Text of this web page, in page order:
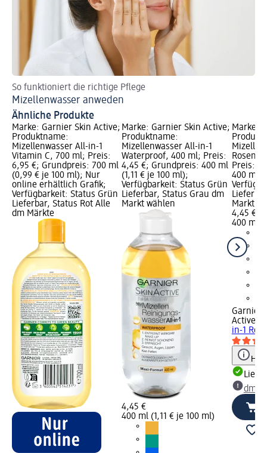
So funktioniert die richtige Pflege
Mizellenwasser anweden
Ähnliche Produkte
Marke: Garnier Skin Active;
Produktname:
Mizellenwasser All-in-1
Vitamin C, 700 ml; Preis:
6,95 €; Grundpreis: 700 ml
(0,99 € je 100 ml); Nur
online erhältlich Grafik;
Verfügbarkeit: Status Grün
Lieferbar, Status Rot Alle
dm Märkte
Marke: Garnier Skin Active;
Produktname:
Mizellenwasser All-in-1
Waterproof, 400 ml; Preis:
4,45 €; Grundpreis: 400 ml
(1,11 € je 100 ml);
Verfügbarkeit: Status Grün
Lieferbar, Status Grau dm
Markt wählen
4,45 €
400 ml (1,11 € je 100 ml)
Marke:
Preis:
400 ml
Markt
4,45 €
400 ml
Garnier
Active
in-1
dm